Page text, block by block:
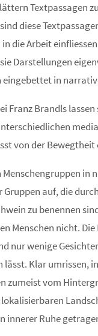
Textpassagen
diese
die Arbeit
Darstellungen
in
Franz Brandls
von der
Gruppen auf, die
zu benennen
Menschen nicht.
nur wenige
Klar umrissen,
zumeist vom
innerer Ruhe